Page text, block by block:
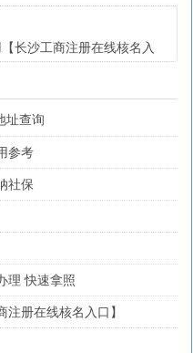
长沙工商注册在线核名入
址查询
参考
社保
理 快速拿照
册在线核名入口】